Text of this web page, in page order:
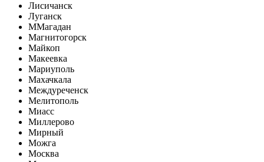
Лисичанск
Луганск
ММагадан
Магнитогорск
Майкоп
Макеевка
Мариуполь
Махачкала
Междуреченск
Мелитополь
Миасс
Миллерово
Мирный
Можга
Москва